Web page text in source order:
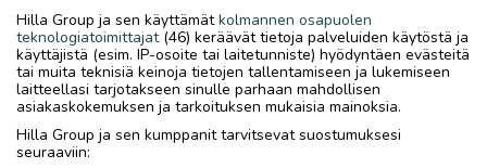
Hilla Group ja sen käyttämätkolmannen osapuolen
teknologiatoimittajat(46) keräävät tietoja palveluiden käytöstä ja
käyttäjistä (esim. IP-osoite tai laitetunniste) hyödyntäen evästeitä
tai muita teknisiä keinoja tietojen tallentamiseen ja lukemiseen
laitteellasi tarjotakseen sinulle parhaan mahdollisen
asiakaskokemuksen ja tarkoituksen mukaisia mainoksia.
Hilla Group ja sen kumppanit tarvitsevat suostumuksesi
seuraaviin: